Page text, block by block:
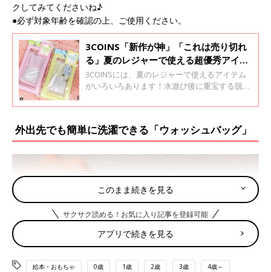
クしてみてくださいね♪
●必ず対象年齢を確認の上、ご使用ください。
3COINS「新作が神」「これは売り切れ
る」夏のレジャーで使える超優秀アイテ
ム4選
3COINSには、夏のレジャーで使えるアイテム
がいろいろあります！水遊び後に重宝する脱水
など、超優秀なものばかり。ぜひチェックして
外出先でも簡単に洗濯できる「ウォッシュバッグ」
このまま続きを見る
サクサク読める！お気に入り記事を登録可能
アプリで続きを見る
絵本・おもちゃ 0歳 1歳 2歳 3歳 4歳～